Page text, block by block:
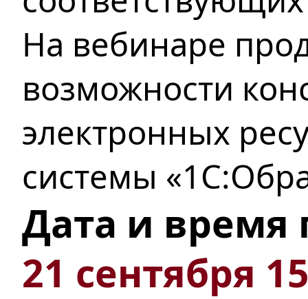
На вебинаре
возможности
электронных
системы
Дата и время
21 сентября